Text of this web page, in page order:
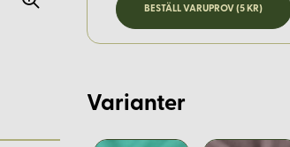
BESTÄLL VARUPROV (5 KR)
Varianter